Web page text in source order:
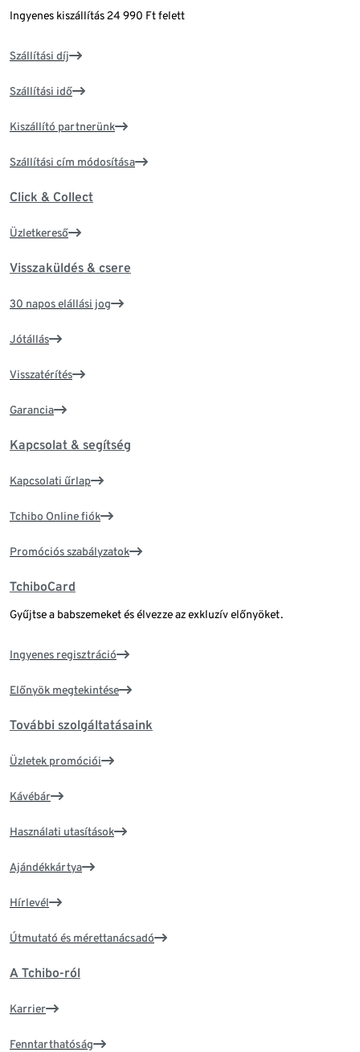
Ingyenes kiszállítás 24 990 Ft felett
Szállítási díj
Szállítási idő
Kiszállító partnerünk
Szállítási cím módosítása
Click & Collect
Üzletkereső
Visszaküldés & csere
30 napos elállási jog
Jótállás
Visszatérítés
Garancia
Kapcsolat & segítség
Kapcsolati űrlap
Tchibo Online fiók
Promóciós szabályzatok
TchiboCard
Gyűjtse a babszemeket és élvezze az exkluzív előnyöket.
Ingyenes regisztráció
Előnyök megtekintése
További szolgáltatásaink
Üzletek promóciói
Kávébár
Használati utasítások
Ajándékkártya
Hírlevél
Útmutató és mérettanácsadó
A Tchibo-ról
Karrier
Fenntarthatóság